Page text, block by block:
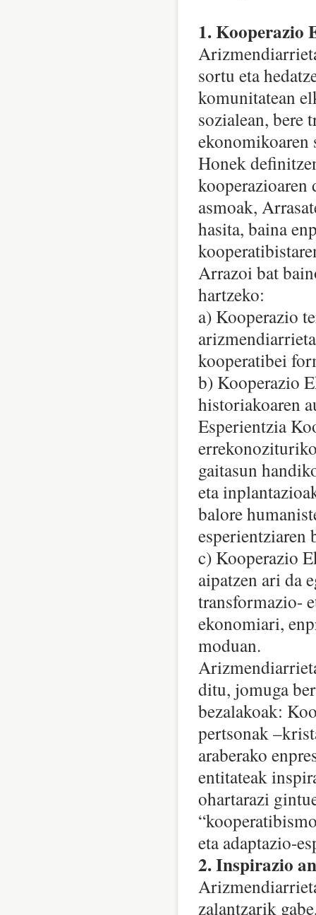
1. Kooperazio
sortu eta
komunitatean
sozialean, bere
ekonomikoaren
Honek
kooperazioaren
asmoak,
hasita, baina
Arrazoi bat
hartzeko:
a) Kooperazio
kooperatibei
b) Kooperazio
historiakoaren
Esperientzia
gaitasun
eta
balore
esperientziaren
c) Kooperazio
aipatzen ari da
transformazio-
ekonomiari,
moduan.
ditu, jomuga
bezalakoak:
pertsonak
araberako
entitateak
ohartarazi
eta adaptazio-
2. Inspirazio
zalantzarik